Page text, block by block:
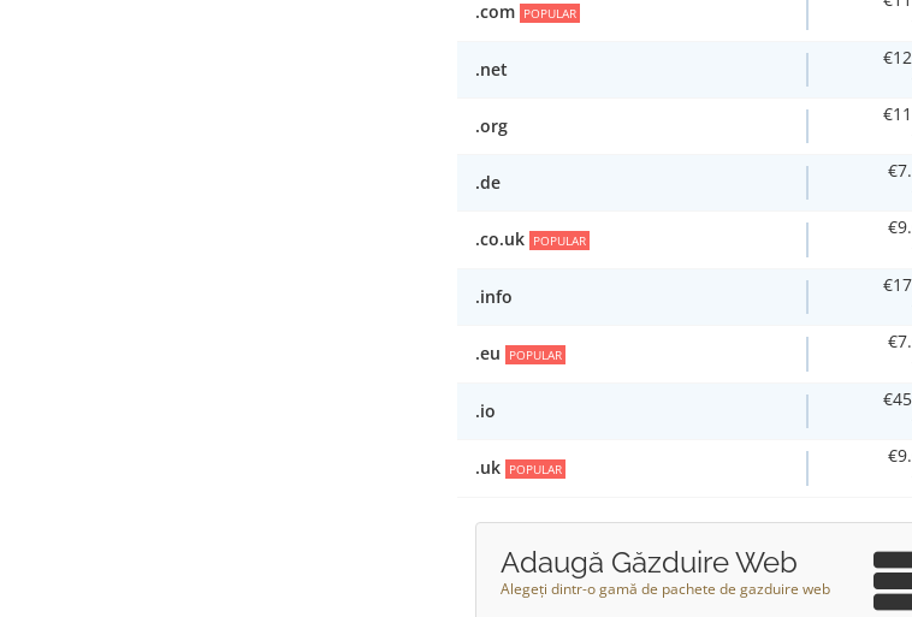
.com POPULAR
.net
.org
.de
.co.uk POPULAR
.info
.eu POPULAR
.io
.uk POPULAR
Adaugă Găzduire Web
Alegeți dintr-o gamă de pachete de gazduire web